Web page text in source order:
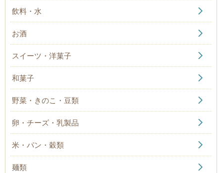
飲料・水
お酒
スイーツ・洋菓子
和菓子
野菜・きのこ・豆類
卵・チーズ・乳製品
米・パン・穀類
麺類